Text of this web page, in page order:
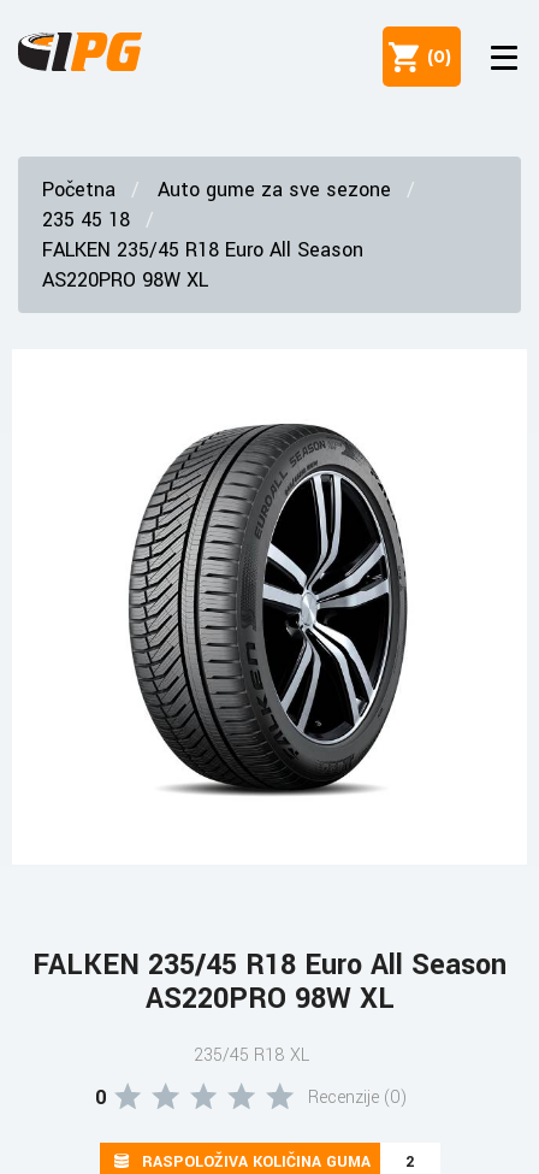
(0)
Početna
Auto gume za sve sezone
235 45 18
FALKEN 235/45 R18 Euro All Season
AS220PRO 98W XL
FALKEN 235/45 R18 Euro All Season
AS220PRO 98W XL
235/45 R18 XL
0 Recenzije (0)
RASPOLOŽIVA KOLIČINA GUMA 2